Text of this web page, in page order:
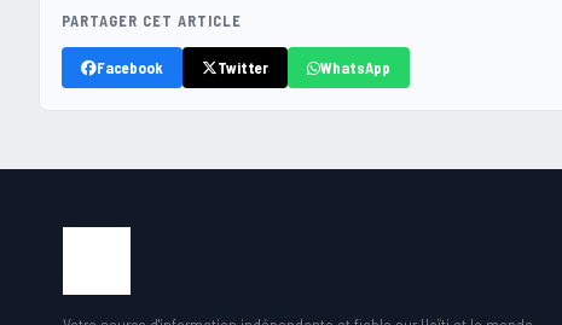
PARTAGER CET ARTICLE
Facebook Twitter WhatsApp